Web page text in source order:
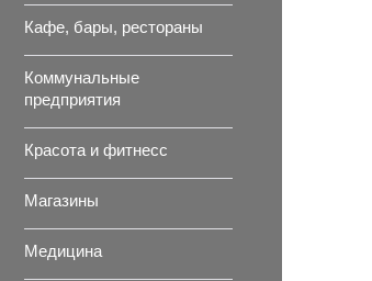
Кафе, бары, рестораны
Коммунальные
предприятия
Красота и фитнесс
Магазины
Медицина